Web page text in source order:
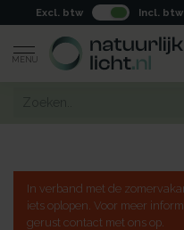
Excl. btw Incl. btw
MENU
In verband met de
iets oplopen. Voor meer
gerust contact met ons op.